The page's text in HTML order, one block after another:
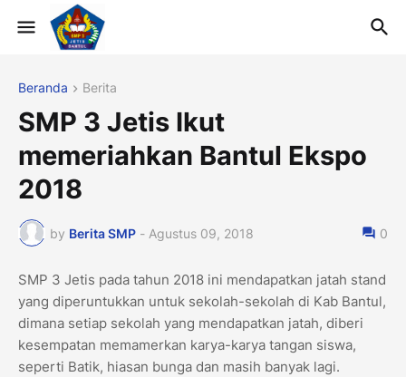
Beranda Berita
SMP 3 Jetis Ikut
memeriahkan Bantul Ekspo
2018
by Berita SMP - Agustus 09, 2018 0
SMP 3 Jetis pada tahun 2018 ini mendapatkan jatah stand
yang diperuntukkan untuk sekolah-sekolah di Kab Bantul,
dimana setiap sekolah yang mendapatkan jatah, diberi
kesempatan memamerkan karya-karya tangan siswa,
seperti Batik, hiasan bunga dan masih banyak lagi.